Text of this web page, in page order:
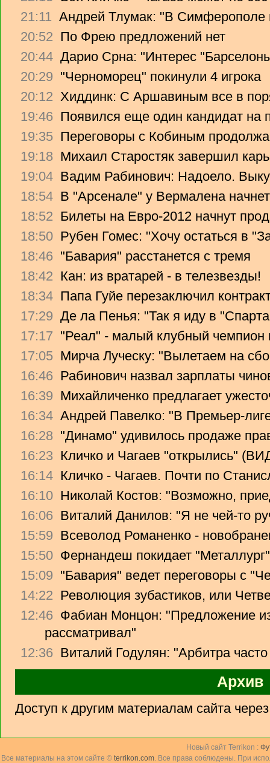
21:11 Андрей Тлумак: "В Симферополе
20:52 По Фрею предложений нет
20:44 Дарио Срна: "Интерес
20:29 "Черноморец" покинули 4 игрока
20:12 Хиддинк: С Аршавиным все в
19:46 Появился еще один кандидат на
19:35 Переговоры с Кобиным
19:18 Михаил Старостяк завершил
19:04 Вадим Рабинович: Надоело.
18:54 В "Арсенале" у Вермалена
18:52 Билеты на Евро-2012 начнут
18:50 Рубен Гомес: "Хочу остаться в
18:46 "Бавария" расстанется с тремя
18:42 Кан: из вратарей - в телезвезды!
18:34 Папа Гуйе перезаключил
17:29 Де ла Пенья: "Так я иду в
17:17 "Реал" - малый клубный чемпион
17:05 Мирча Луческу: "Вылетаем на
16:46 Рабинович назвал зарплаты
16:39 Михайличенко предлагает
16:34 Андрей Павелко: "В Премьер-
16:28 "Динамо" удивилось продаже
16:23 Кличко и Чагаев "открылись"
16:14 Кличко - Чагаев. Почти по
16:10 Николай Костов: "Возможно,
16:06 Виталий Данилов: "Я не чей-то
15:59 Всеволод Романенко -
15:50 Фернандеш покидает "Металлург"
15:09 "Бавария" ведет переговоры с
14:22 Революция зубастиков, или
12:46 Фабиан Монцон: "Предложение
рассматривал"
12:36 Виталий Годулян: "Арбитра
Архив
Доступ к другим материалам сайта
Новый сайт Terrikon :
Все материалы на этом сайте © terrikon.com. Все права соблюдены. При